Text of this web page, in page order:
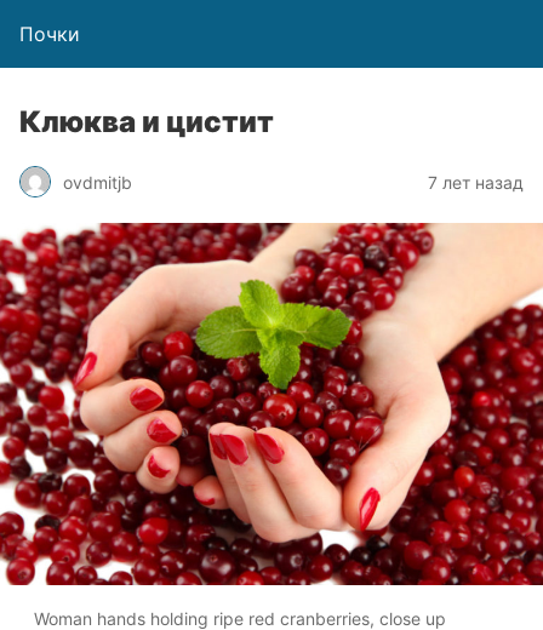
Почки
Клюква и цистит
ovdmitjb 7 лет назад
Woman hands holding ripe red cranberries, close up